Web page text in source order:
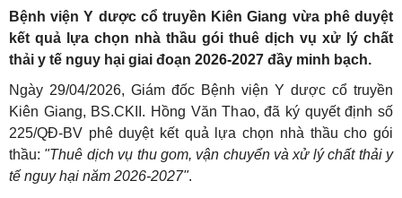
Bệnh viện Y dược cổ truyền Kiên Giang vừa phê duyệt
kết quả lựa chọn nhà thầu gói thuê dịch vụ xử lý chất
thải y tế nguy hại giai đoạn 2026-2027 đầy minh bạch.
Ngày 29/04/2026, Giám đốc Bệnh viện Y dược cổ truyền
Kiên Giang, BS.CKII. Hồng Văn Thao, đã ký quyết định số
225/QĐ-BV phê duyệt kết quả lựa chọn nhà thầu cho gói
thầu: "Thuê dịch vụ thu gom, vận chuyển và xử lý chất thải y
tế nguy hại năm 2026-2027".